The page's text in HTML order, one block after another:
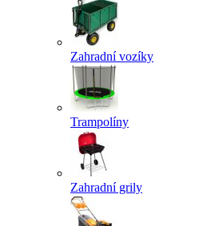
Zahradní vozíky
Trampolíny
Zahradní grily